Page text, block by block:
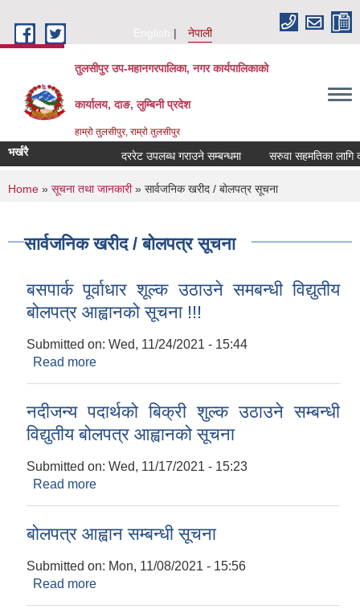
English
नेपाली
तुलसीपुर उप-महानगरपालिका, नगर कार्यपालिकाको
कार्यालय, दाङ, लुम्बिनी प्रदेश
हाम्रो तुलसीपुर, राम्रो तुलसीपुर
भर्खरै दररेट उपलब्ध गराउने सम्बन्धमा सरुवा सहमतिका लागि
You are here
Home » सूचना तथा जानकारी» सार्वजनिक खरीद / बोलपत्र सूचना
सार्वजनिक खरीद / बोलपत्र सूचना
बसपार्क पूर्वाधार शूल्क उठाउने समबन्धी विद्युतीय
बोलपत्र आह्वानको सूचना !!!
Submitted on: Wed, 11/24/2021 - 15:44
Read more
नदीजन्य पदार्थको बिक्री शुल्क उठाउने सम्बन्धी
विद्युतीय बोलपत्र आह्वानको सूचना
Submitted on: Wed, 11/17/2021 - 15:23
Read more
बोलपत्र आह्वान सम्बन्धी सूचना
Submitted on: Mon, 11/08/2021 - 15:56
Read more